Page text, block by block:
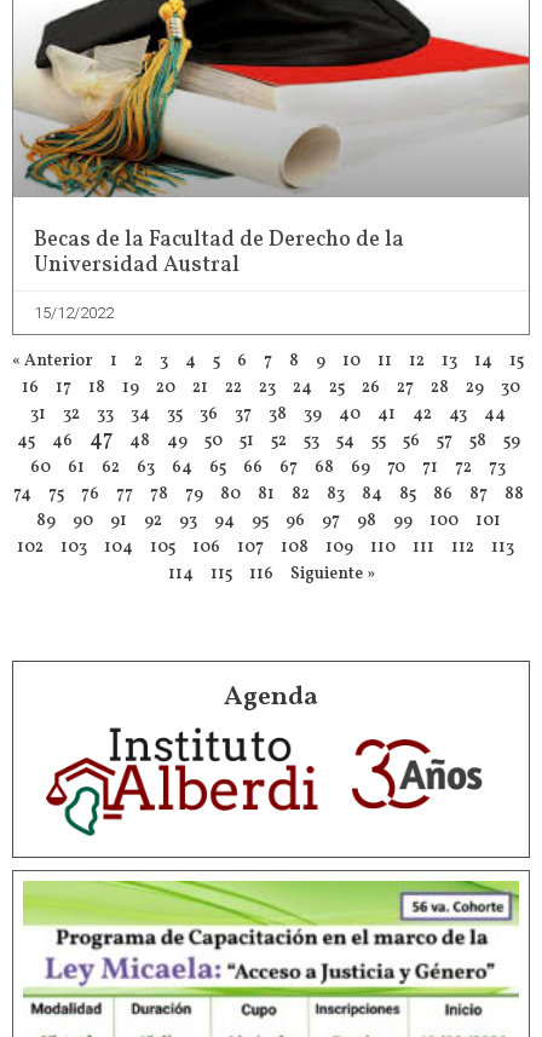
Becas de la Facultad de Derecho de la
Universidad Austral
15/12/2022
« Anterior 1 2 3 4 5 6 7 8 9 10 11 12 13 14
15
16
17 18 19 20 21 22 23 24 25 26 27 28 29
30
31
32 33 34 35 36 37 38 39 40 41 42 43
44
45
46 47 48 49 50 51 52 53 54 55 56 57 58
59
60
61 62 63 64 65 66 67 68 69 70 71 72
73
74
75 76 77 78 79 80 81 82 83 84 85 86 87
88
89
90 91 92 93 94 95 96 97 98 99 100
101
102
103 104 105 106 107 108 109 110 111 112
113
114
115 116 Siguiente »
Agenda